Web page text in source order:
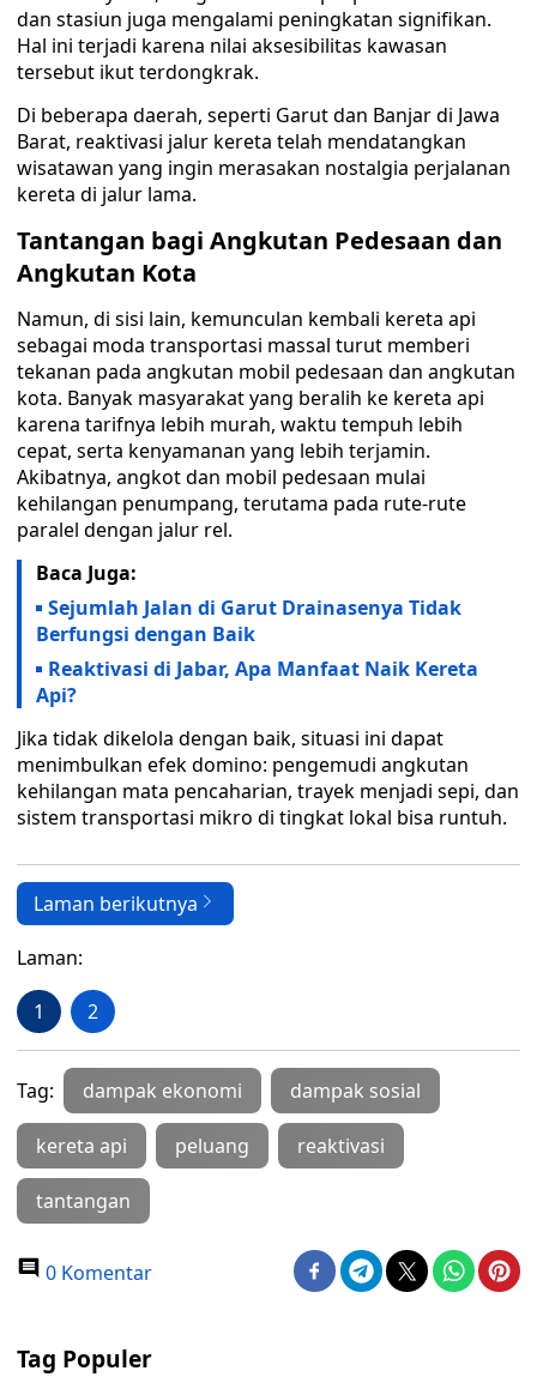
dan stasiun juga mengalami peningkatan signifikan.
Hal ini terjadi karena nilai aksesibilitas kawasan
tersebut ikut terdongkrak.
Di beberapa daerah, seperti Garut dan Banjar di Jawa
Barat, reaktivasi jalur kereta telah mendatangkan
wisatawan yang ingin merasakan nostalgia perjalanan
kereta di jalur lama.
Tantangan bagi Angkutan Pedesaan dan
Angkutan Kota
Namun, di sisi lain, kemunculan kembali kereta api
sebagai moda transportasi massal turut memberi
tekanan pada angkutan mobil pedesaan dan angkutan
kota. Banyak masyarakat yang beralih ke kereta api
karena tarifnya lebih murah, waktu tempuh lebih
cepat, serta kenyamanan yang lebih terjamin.
Akibatnya, angkot dan mobil pedesaan mulai
kehilangan penumpang, terutama pada rute-rute
paralel dengan jalur rel.
Baca Juga:
Sejumlah Jalan di Garut Drainasenya Tidak
Berfungsi dengan Baik
Reaktivasi di Jabar, Apa Manfaat Naik Kereta
Api?
Jika tidak dikelola dengan baik, situasi ini dapat
menimbulkan efek domino: pengemudi angkutan
kehilangan mata pencaharian, trayek menjadi sepi, dan
sistem transportasi mikro di tingkat lokal bisa runtuh.
Laman berikutnya
Laman:
1 2
Tag: dampak ekonomi dampak sosial
kereta api peluang reaktivasi
tantangan
0 Komentar
Tag Populer